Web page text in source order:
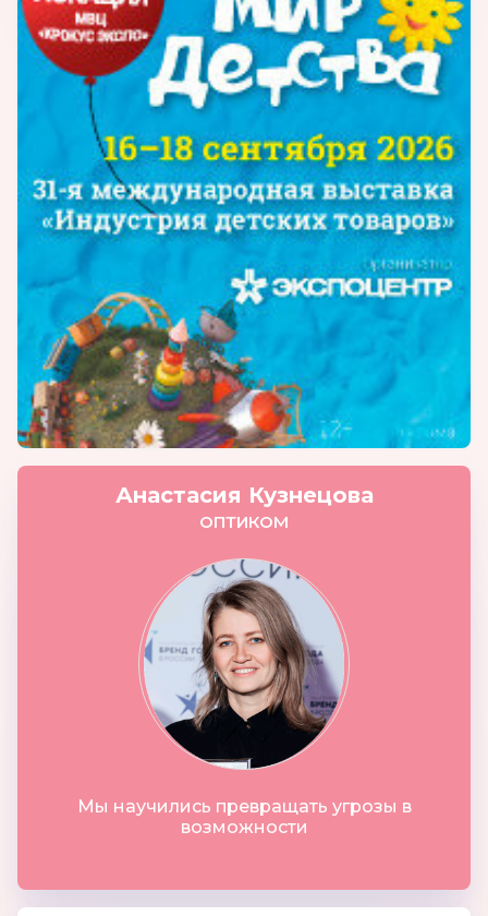
Анастасия Кузнецова
ОПТИКОМ
Мы научились превращать угрозы в
возможности